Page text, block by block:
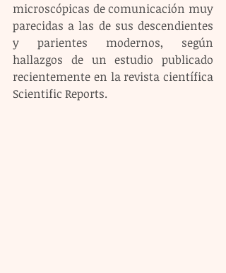
microscópicas de comunicación muy
parecidas a las de sus descendientes
y parientes modernos, según
hallazgos de un estudio publicado
recientemente en la revista científica
Scientific Reports.